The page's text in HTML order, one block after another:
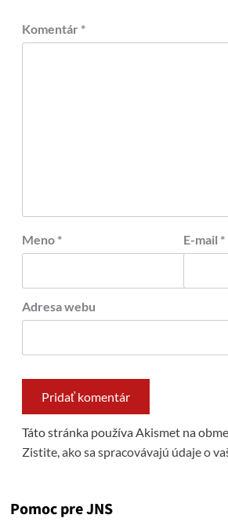
Komentár *
Meno * E-mail *
Adresa webu
Táto stránka používa Akismet na
Zistite, ako sa spracovávajú údaje o
Pomoc pre JNS